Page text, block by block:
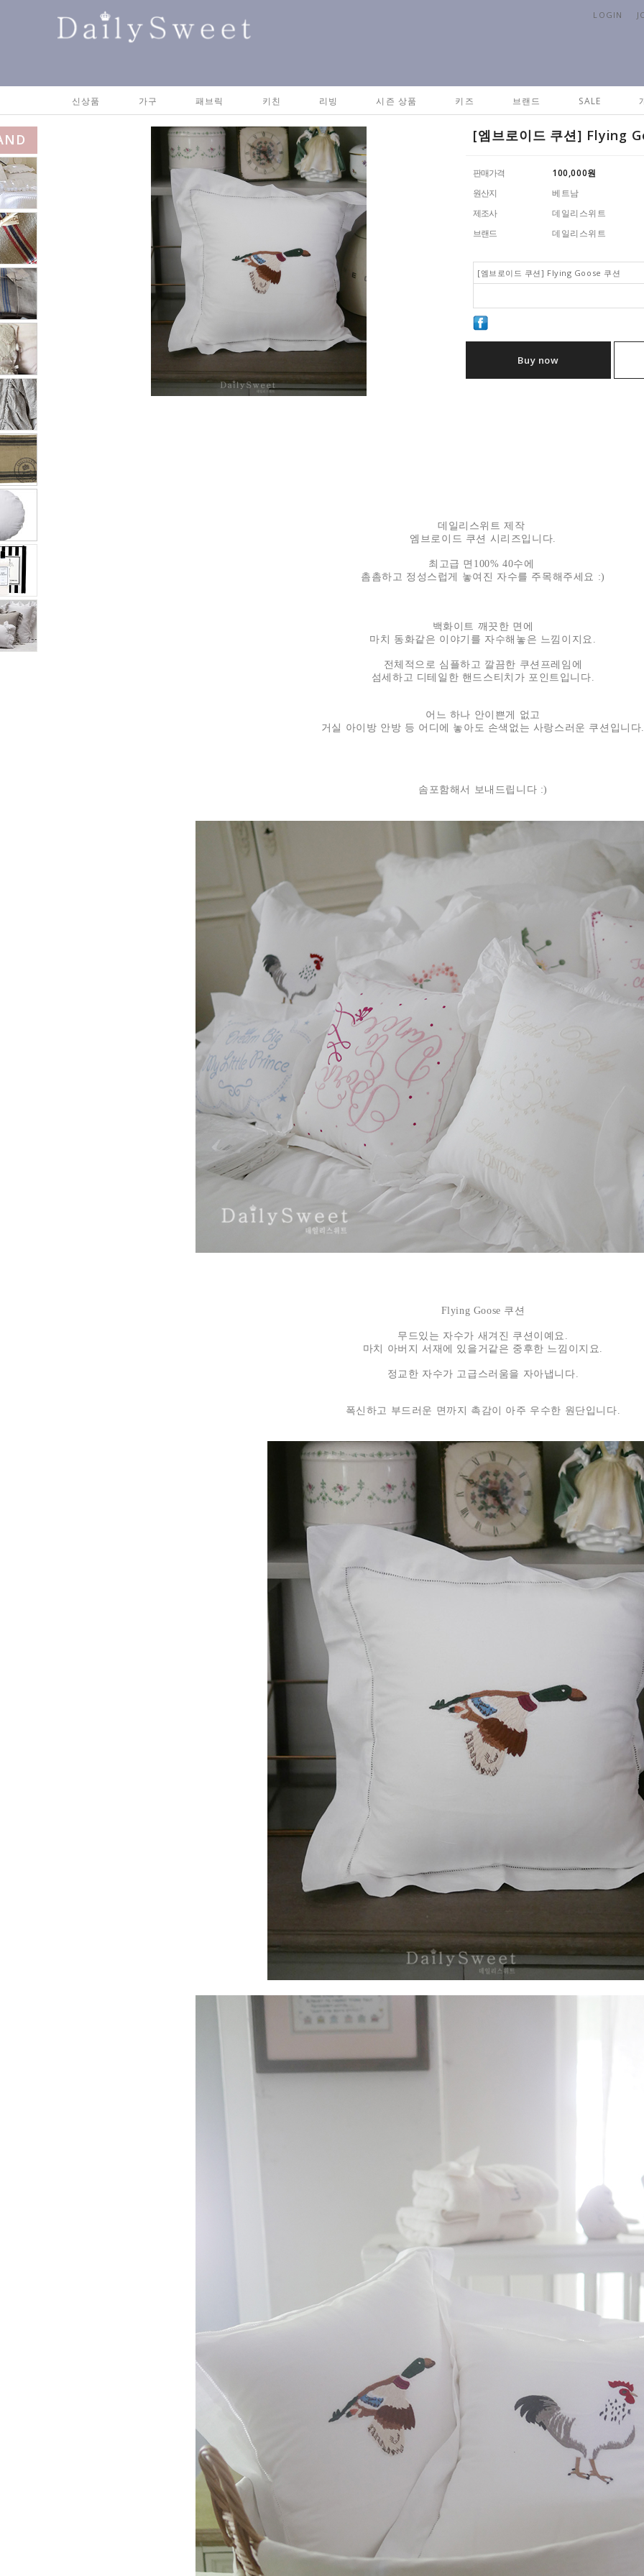
LOGIN
신상품 가구 패브릭 키친 리빙 시즌 상품 키즈 브랜드 SALE
[엠브로이드 쿠션] Flying
판매가격 100,000원
원산지
베트남
제조사
데일리스위트
브랜드
데일리스위트
[엠브로이드 쿠션] Flying Goose 쿠션
Buy now
데일리스위트 제작
엠브로이드 쿠션 시리즈입니다.
최고급 면100% 40수에
촘촘하고 정성스럽게 놓여진 자수를 주목해주세요 :)
백화이트 깨끗한 면에
마치 동화같은 이야기를 자수해놓은 느낌이지요.
전체적으로 심플하고 깔끔한 쿠션프레임에
섬세하고 디테일한 핸드스티치가 포인트입니다.
어느 하나 안이쁜게 없고
거실 아이방 안방 등 어디에 놓아도 손색없는 사랑스러운 쿠션입니다
솜포함해서 보내드립니다 :)
Flying Goose 쿠션
무드있는 자수가 새겨진 쿠션이예요.
마치 아버지 서재에 있을거같은 중후한 느낌이지요.
정교한 자수가 고급스러움을 자아냅니다.
폭신하고 부드러운 면까지 촉감이 아주 우수한 원단입니다.